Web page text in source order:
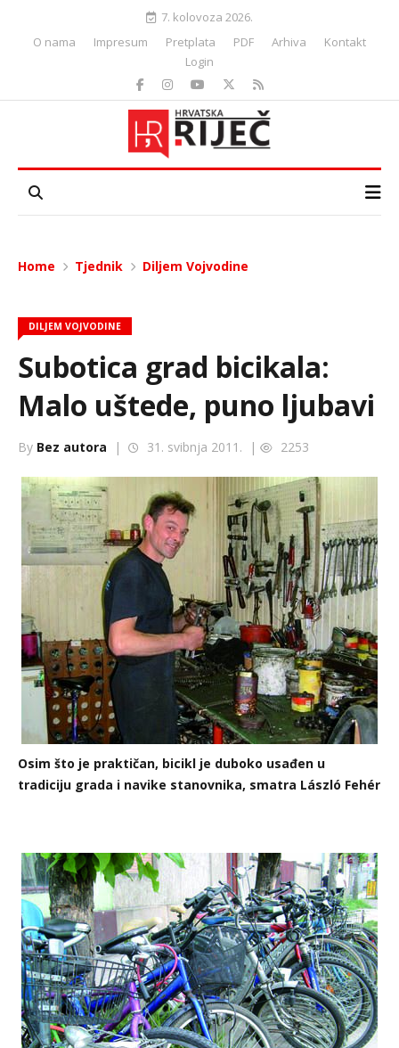
7. kolovoza 2026.
O nama
Impresum Pretplata PDF Arhiva
Kontakt
Login
Home Tjednik Diljem Vojvodine
DILJEM VOJVODINE
Subotica grad bicikala:
Malo uštede, puno ljubavi
By Bez autora | 31. svibnja 2011. | 2253
Osim što je praktičan, bicikl je duboko usađen u
tradiciju grada i navike stanovnika, smatra László Fehér